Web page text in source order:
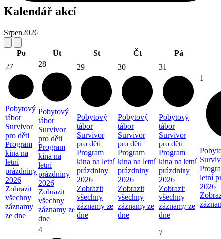
Kalendář akcí
Srpen2026
Po Út St Čt
Pá
27
Pobytový
tábor
Survivor
pro děti
Program
kina na
letní
prázdniny
2026
Zobrazit
všechny
záznamy
ze dne
28
Pobytový
tábor
Survivor
pro děti
Program
kina na
letní
prázdniny
2026
Zobrazit
všechny
záznamy ze
dne
29
Pobytový
tábor
Survivor
pro děti
Program
kina na letní
prázdniny
2026
Zobrazit
všechny
záznamy ze
dne
30
Pobytový
tábor
Survivor
pro děti
Program
kina na letní
prázdniny
2026
Zobrazit
všechny
záznamy ze
dne
31
Pobytový
tábor
Survivor
pro děti
Program
kina na letní
prázdniny
2026
Zobrazit
všechny
záznamy ze
dne
1
letní
2026
4 7